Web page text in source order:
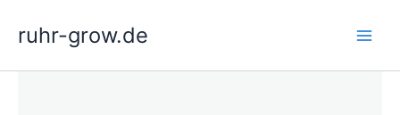
Inhaltruhr-grow.de